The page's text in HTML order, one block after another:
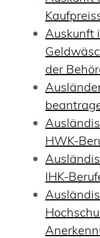
Auskunft
der
HWK-
IHK-